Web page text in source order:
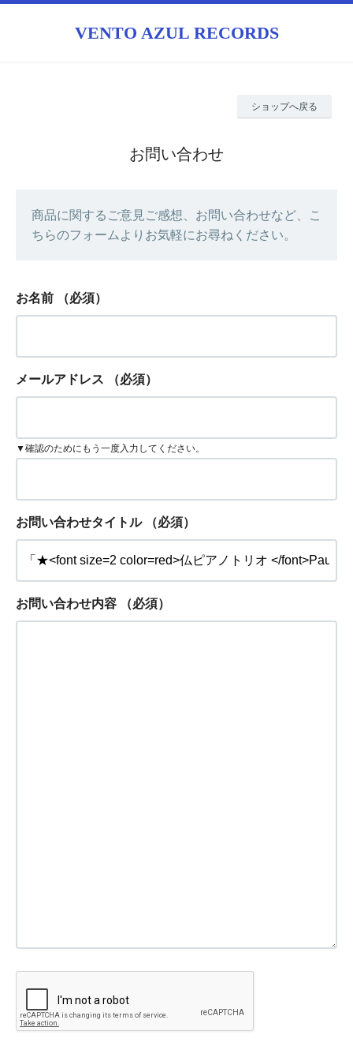
VENTO AZUL RECORDS
ショップへ戻る
お問い合わせ
商品に関するご意見ご感想、お問い合わせなど、こ
ちらのフォームよりお気軽にお尋ねください。
お名前 （必須）
メールアドレス （必須）
▼確認のためにもう一度入力してください。
お問い合わせタイトル （必須）
お問い合わせ内容 （必須）